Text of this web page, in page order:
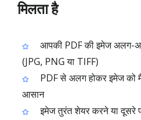
मिलता है
आपकी PDF की इमेज अलग-
(JPG, PNG या TIFF)
PDF से अलग होकर इमेज को
आसान
इमेज तुरंत शेयर करने या दूसरे